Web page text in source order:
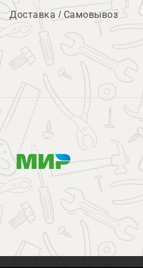
Доставка / Самовывоз